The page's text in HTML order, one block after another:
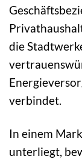
die
verbindet.
In einem
unterliegt,